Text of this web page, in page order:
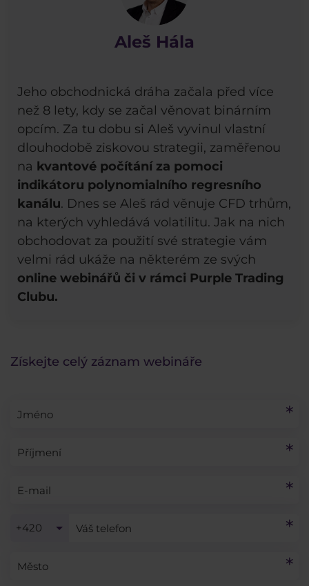
Aleš Hála
Jeho obchodnická dráha začala před více
než 8 lety, kdy se začal věnovat binárním
opcím. Za tu dobu si Aleš vyvinul vlastní
dlouhodobě ziskovou strategii, zaměřenou
na kvantové počítání za pomoci
indikátoru polynomialního regresního
kanálu. Dnes se Aleš rád věnuje CFD trhům,
na kterých vyhledává volatilitu. Jak na nich
obchodovat za použití své strategie vám
velmi rád ukáže na některém ze svých
online webinářů či v rámci Purple Trading
Clubu.
Získejte celý záznam webináře
+420